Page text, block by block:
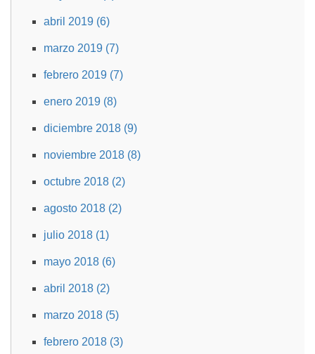
abril 2019 (6)
marzo 2019 (7)
febrero 2019 (7)
enero 2019 (8)
diciembre 2018 (9)
noviembre 2018 (8)
octubre 2018 (2)
agosto 2018 (2)
julio 2018 (1)
mayo 2018 (6)
abril 2018 (2)
marzo 2018 (5)
febrero 2018 (3)